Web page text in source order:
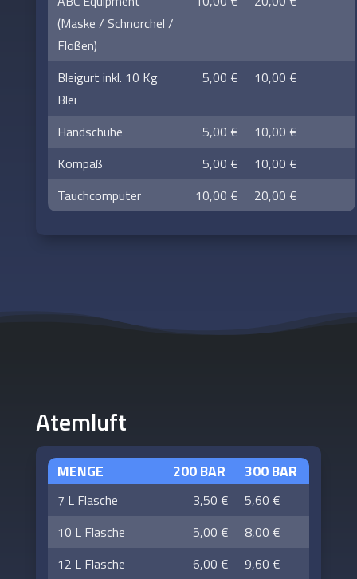
(Maske / Schnorchel /
Floßen)
Bleigurt inkl. 10 Kg
Blei
5,00 € 10,00 €
Handschuhe 5,00 €
10,00 €
Kompaß
5,00 €
10,00 €
Tauchcomputer
10,00 € 20,00 €
Atemluft
MENGE 200 BAR 300 BAR
7 L Flasche 3,50 €
5,60 €
10 L Flasche
5,00 €
8,00 €
12 L Flasche
6,00 €
9,60 €